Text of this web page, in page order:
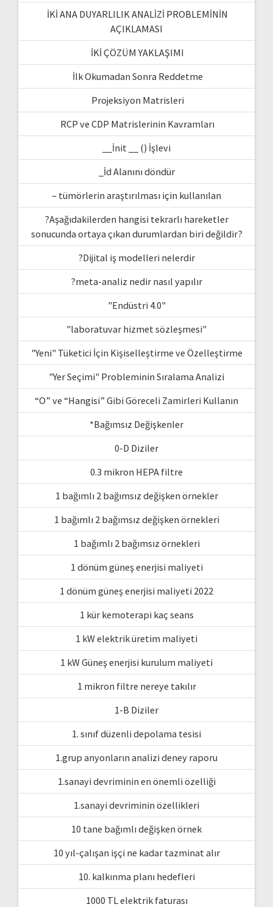
İKİ ANA DUYARLILIK ANALİZİ PROBLEMİNİN
AÇIKLAMASI
İKİ ÇÖZÜM YAKLAŞIMI
İlk Okumadan Sonra Reddetme
Projeksiyon Matrisleri
RCP ve CDP Matrislerinin Kavramları
__İnit __ () İşlevi
_İd Alanını döndür
– tümörlerin araştırılması için kullanılan
?Aşağıdakilerden hangisi tekrarlı hareketler
sonucunda ortaya çıkan durumlardan biri değildir?
?Dijital iş modelleri nelerdir
?meta-analiz nedir nasıl yapılır
"Endüstri 4.0"
"laboratuvar hizmet sözleşmesi"
"Yeni" Tüketici İçin Kişiselleştirme ve Özelleştirme
"Yer Seçimi" Probleminin Sıralama Analizi
“O” ve “Hangisi” Gibi Göreceli Zamirleri Kullanın
*Bağımsız Değişkenler
0-D Diziler
0.3 mikron HEPA filtre
1 bağımlı 2 bağımsız değişken örnekler
1 bağımlı 2 bağımsız değişken örnekleri
1 bağımlı 2 bağımsız örnekleri
1 dönüm güneş enerjisi maliyeti
1 dönüm güneş enerjisi maliyeti 2022
1 kür kemoterapi kaç seans
1 kW elektrik üretim maliyeti
1 kW Güneş enerjisi kurulum maliyeti
1 mikron filtre nereye takılır
1-B Diziler
1. sınıf düzenli depolama tesisi
1.grup anyonların analizi deney raporu
1.sanayi devriminin en önemli özelliği
1.sanayi devriminin özellikleri
10 tane bağımlı değişken örnek
10 yıl-çalışan işçi ne kadar tazminat alır
10. kalkınma planı hedefleri
1000 TL elektrik faturası